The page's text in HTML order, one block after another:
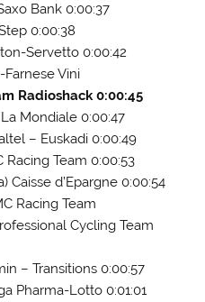
Bank 0:00:37
0:00:38
Servetto 0:00:42
Vini
Radioshack 0:00:45
Mondiale 0:00:47
– Euskadi 0:00:49
Racing Team 0:00:53
Caisse d’Epargne 0:00:54
Racing Team
Cycling Team
– Transitions 0:00:57
Pharma-Lotto 0:01:01